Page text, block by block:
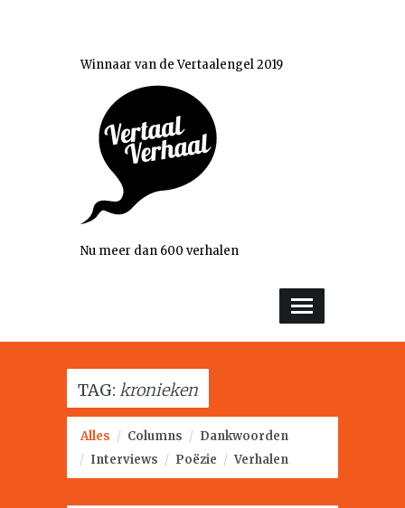
Winnaar van de Vertaalengel 2019
Nu meer dan 600 verhalen
TAG: kronieken
Alles / Columns / Dankwoorden
/ Interviews / Poëzie / Verhalen